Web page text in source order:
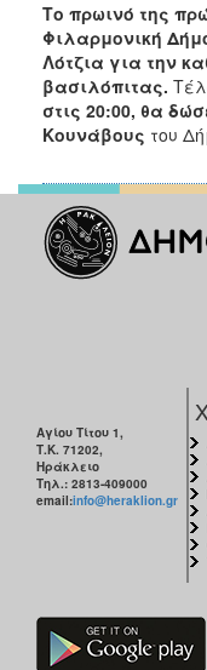
Το πρωινό της
Φιλαρμονική
Λότζια για την
βασιλόπιτας.
στις 20:00, θα
Κουνάβους του
Αγίου Τίτου 1,
Τ.Κ. 71202,
Ηράκλειο
Τηλ.: 2813-409000
email:info@heraklion.gr